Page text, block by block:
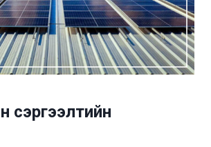
сэргээлтийн